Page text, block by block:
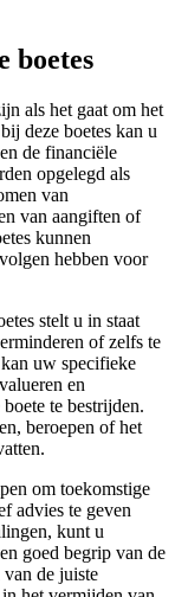
boetes
als het gaat om het
deze boetes kan u
de financiële
opgelegd als
van
van aangiften of
kunnen
hebben voor
stelt u in staat
of zelfs te
uw specifieke
en
te bestrijden.
beroepen of het
om toekomstige
advies te geven
kunt u
goed begrip van de
de juiste